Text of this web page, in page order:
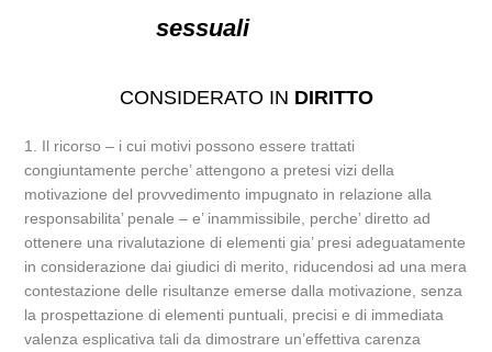
sessuali
CONSIDERATO IN DIRITTO
1. Il ricorso – i cui motivi possono essere trattati
congiuntamente perche’ attengono a pretesi vizi della
motivazione del provvedimento impugnato in relazione alla
responsabilita’ penale – e’ inammissibile, perche’ diretto ad
ottenere una rivalutazione di elementi gia’ presi adeguatamente
in considerazione dai giudici di merito, riducendosi ad una mera
contestazione delle risultanze emerse dalla motivazione, senza
la prospettazione di elementi puntuali, precisi e di immediata
valenza esplicativa tali da dimostrare un’effettiva carenza